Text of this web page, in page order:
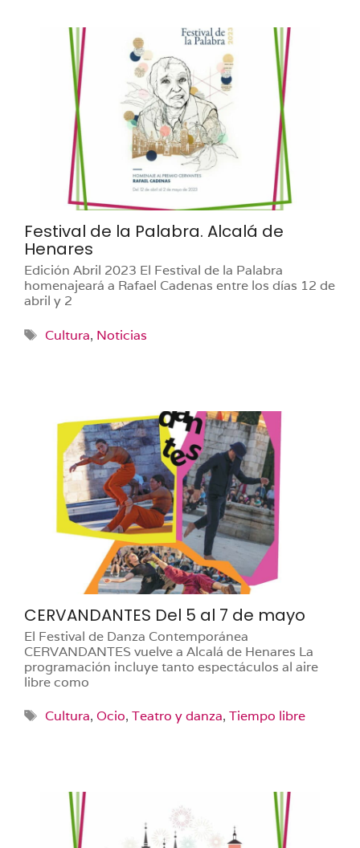
Festival de la Palabra. Alcalá de
Henares
Edición Abril 2023 El Festival de la Palabra
homenajeará a Rafael Cadenas entre los días 12 de
abril y 2
Etiquetas
Cultura, Noticias
CERVANDANTES Del 5 al 7 de mayo
El Festival de Danza Contemporánea
CERVANDANTES vuelve a Alcalá de Henares La
programación incluye tanto espectáculos al aire
libre como
Etiquetas
Cultura, Ocio, Teatro y danza, Tiempo libre